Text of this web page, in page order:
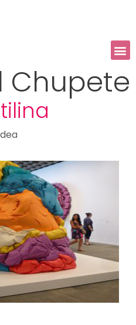
Chupete